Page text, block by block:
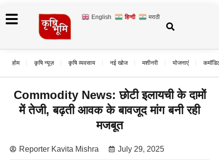
English हिन्दी मराठी
होम कृषि न्यूज़ कृषि व्यवसाय नई खोज मशीनरी योजनाएं
Commodity News: छोटी इलायची के दामों
में तेजी, बढ़ती आवक के बावजूद मांग बनी रही
मजबूत
Reporter Kavita Mishra July 29, 2025